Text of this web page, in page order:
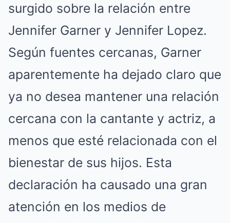
surgido sobre la relación entre
Jennifer Garner y Jennifer Lopez.
Según fuentes cercanas, Garner
aparentemente ha dejado claro que
ya no desea mantener una relación
cercana con la cantante y actriz, a
menos que esté relacionada con el
bienestar de sus hijos. Esta
declaración ha causado una gran
atención en los medios de